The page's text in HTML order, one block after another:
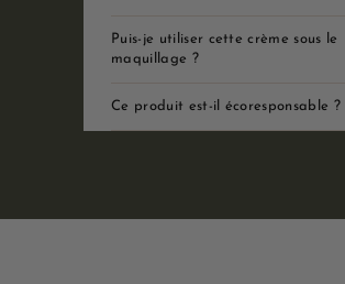
Puis-je utiliser cette crème sous le
maquillage ?
Ce produit est-il écoresponsable ?